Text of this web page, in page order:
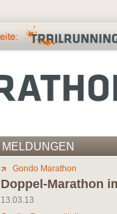
MELDUNGEN
Gondo Marathon
Doppel-Marathon
13.03.13